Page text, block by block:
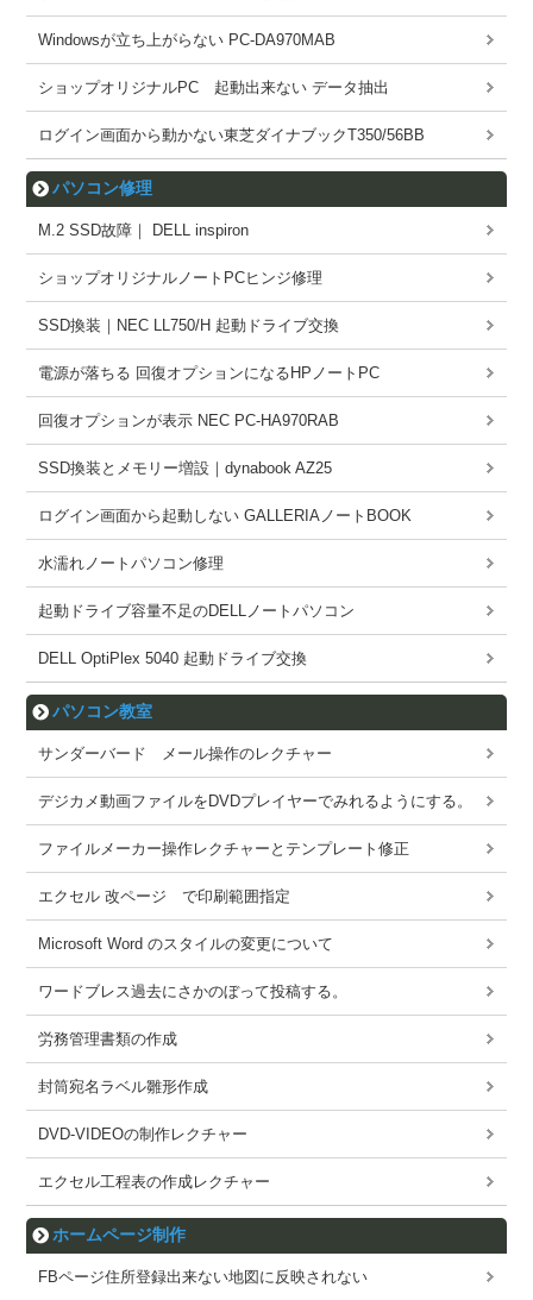
Windowsが立ち上がらない PC-DA970MAB
ショップオリジナルPC 起動出来ない データ抽出
ログイン画面から動かない東芝ダイナブックT350/56BB
パソコン修理
M.2 SSD故障｜ DELL inspiron
ショップオリジナルノートPCヒンジ修理
SSD換装｜NEC LL750/H 起動ドライブ交換
電源が落ちる 回復オプションになるHPノートPC
回復オプションが表示 NEC PC-HA970RAB
SSD換装とメモリー増設｜dynabook AZ25
ログイン画面から起動しない GALLERIAノートBOOK
水濡れノートパソコン修理
起動ドライブ容量不足のDELLノートパソコン
DELL OptiPlex 5040 起動ドライブ交換
パソコン教室
サンダーバード メール操作のレクチャー
デジカメ動画ファイルをDVDプレイヤーでみれるようにする。
ファイルメーカー操作レクチャーとテンプレート修正
エクセル 改ページ で印刷範囲指定
Microsoft Word のスタイルの変更について
ワードブレス過去にさかのぼって投稿する。
労務管理書類の作成
封筒宛名ラベル雛形作成
DVD-VIDEOの制作レクチャー
エクセル工程表の作成レクチャー
ホームページ制作
FBページ住所登録出来ない地図に反映されない